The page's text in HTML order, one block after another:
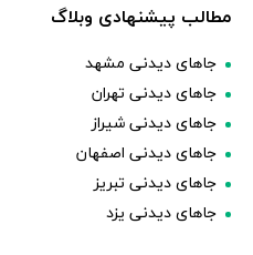
مطالب پیشنهادی وبلاگ
جاهای دیدنی مشهد
جاهای دیدنی تهران
جاهای دیدنی شیراز
جاهای دیدنی اصفهان
جاهای دیدنی تبریز
جاهای دیدنی یزد